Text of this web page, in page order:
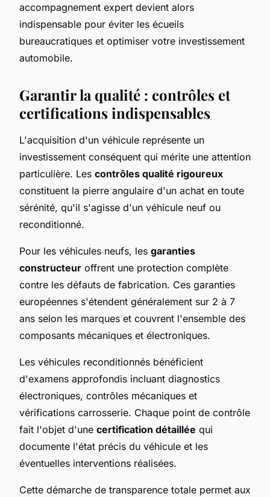
accompagnement expert devient alors
indispensable pour éviter les écueils
bureaucratiques et optimiser votre investissement
automobile.
Garantir la qualité : contrôles et
certifications indispensables
L'acquisition d'un véhicule représente un
investissement conséquent qui mérite une attention
particulière. Les contrôles qualité rigoureux
constituent la pierre angulaire d'un achat en toute
sérénité, qu'il s'agisse d'un véhicule neuf ou
reconditionné.
Pour les véhicules neufs, les garanties
constructeur offrent une protection complète
contre les défauts de fabrication. Ces garanties
européennes s'étendent généralement sur 2 à 7
ans selon les marques et couvrent l'ensemble des
composants mécaniques et électroniques.
Les véhicules reconditionnés bénéficient
d'examens approfondis incluant diagnostics
électroniques, contrôles mécaniques et
vérifications carrosserie. Chaque point de contrôle
fait l'objet d'une certification détaillée qui
documente l'état précis du véhicule et les
éventuelles interventions réalisées.
Cette démarche de transparence totale permet aux